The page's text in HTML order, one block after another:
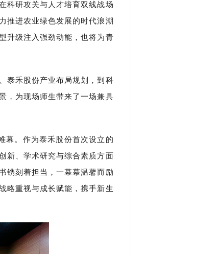
科研攻关与人才培育双线战场
推进农业绿色发展的时代浪潮
升级注入强劲动能，也将为青
泰禾股份产业布局规划，到科
，为现场师生带来了一场兼具
。作为泰禾股份首次设立的
新、学术研究与综合素质方面
镌刻着担当，一幕幕温馨而励
略重视与成长赋能，携手新生